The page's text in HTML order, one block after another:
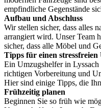
empfindliche Gegenstände
Aufbau und Abschluss
Wir stellen sicher, dass alles
arrangiert wird. Unser Team
sicher, dass alle Möbel und
Tipps für einen stressfreien
Ein Umzugshelfer in Lyssach
richtigen Vorbereitung und
Hier sind einige Tipps, die
Frühzeitig planen
Beginnen Sie so früh wie